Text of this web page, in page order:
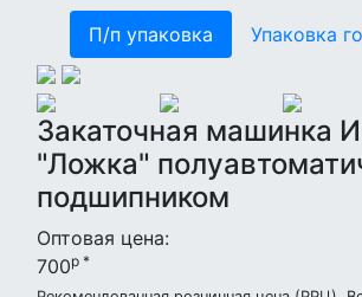
П/п упаковка Упаковка
Закаточная машинка
"Ложка"
подшипником
Оптовая цена:
700р *